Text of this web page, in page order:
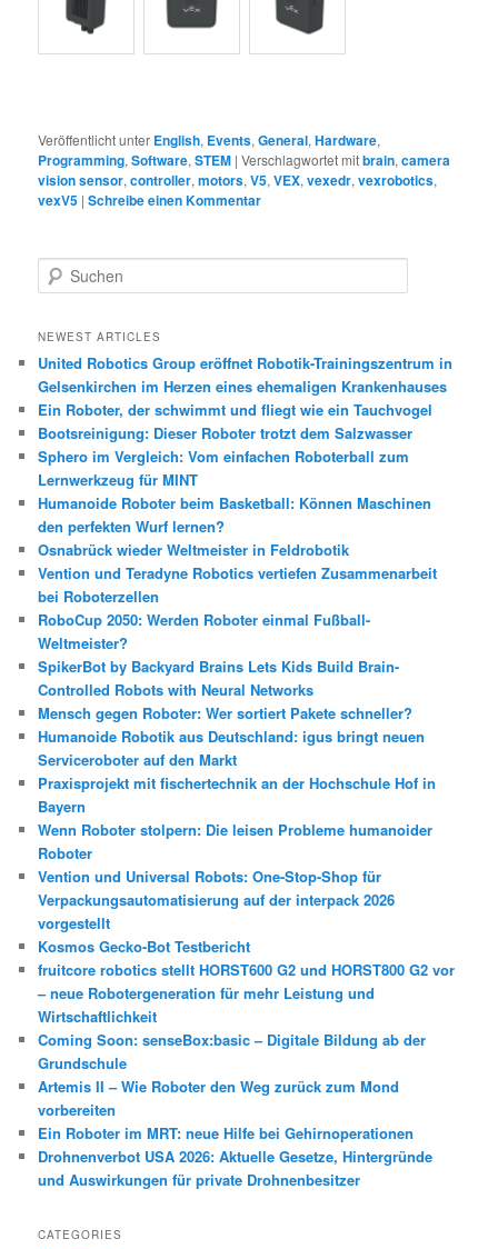
Veröffentlicht unter English, Events,General,Hardware,
Programming,Software,STEM |Verschlagwortet mitbrain,camera
vision sensor,controller,motors,V5,VEX,vexedr,vexrobotics,
vexV5 |Schreibe einen Kommentar
u
h
n
NEWEST ARTICLES
United Robotics Group eröffnet Robotik-Trainingszentrum in
Gelsenkirchen im Herzen eines ehemaligen Krankenhauses
Ein Roboter, der schwimmt und fliegt wie ein Tauchvogel
Bootsreinigung: Dieser Roboter trotzt dem Salzwasser
Sphero im Vergleich: Vom einfachen Roboterball zum
Lernwerkzeug für MINT
Humanoide Roboter beim Basketball: Können Maschinen
den perfekten Wurf lernen?
Osnabrück wieder Weltmeister in Feldrobotik
Vention und Teradyne Robotics vertiefen Zusammenarbeit
bei Roboterzellen
RoboCup 2050: Werden Roboter einmal Fußball-
Weltmeister?
SpikerBot by Backyard Brains Lets Kids Build Brain-
Controlled Robots with Neural Networks
Mensch gegen Roboter: Wer sortiert Pakete schneller?
Humanoide Robotik aus Deutschland: igus bringt neuen
Serviceroboter auf den Markt
Praxisprojekt mit fischertechnik an der Hochschule Hof in
Bayern
Wenn Roboter stolpern: Die leisen Probleme humanoider
Roboter
Vention und Universal Robots: One-Stop-Shop für
Verpackungsautomatisierung auf der interpack 2026
vorgestellt
Kosmos Gecko-Bot Testbericht
fruitcore robotics stellt HORST600 G2 und HORST800 G2 vor
– neue Robotergeneration für mehr Leistung und
Wirtschaftlichkeit
Coming Soon: senseBox:basic – Digitale Bildung ab der
Grundschule
Artemis II – Wie Roboter den Weg zurück zum Mond
vorbereiten
Ein Roboter im MRT: neue Hilfe bei Gehirnoperationen
Drohnenverbot USA 2026: Aktuelle Gesetze, Hintergründe
und Auswirkungen für private Drohnenbesitzer
CATEGORIES